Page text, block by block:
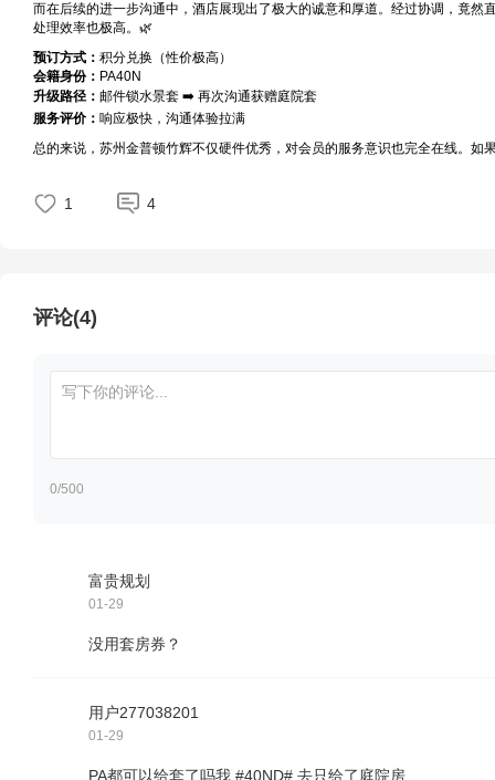
而在后续的进一步沟通中，酒店展现出了极大的诚意和厚道。经过协调，竟
处理效率也极高。🌿
预订方式： 积分兑换（性价极高）
会籍身份： PA40N
升级路径： 邮件锁水景套 ➡️ 再次沟通获赠庭院套
服务评价： 响应极快，沟通体验拉满
总的来说，苏州金普顿竹辉不仅硬件优秀，对会员的服务意识也完全在线。
1 4
评论(4)
0/500
富贵规划
01-29
没用套房券？
用户277038201
01-29
PA都可以给套了吗我 #40ND# 去只给了庭院房